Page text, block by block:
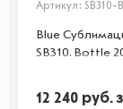
Артикул: SB310-
Blue
SB310. Bottle
12 240 руб.